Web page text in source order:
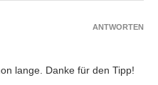
lange. Danke für den Tipp!
ANTWORTEN